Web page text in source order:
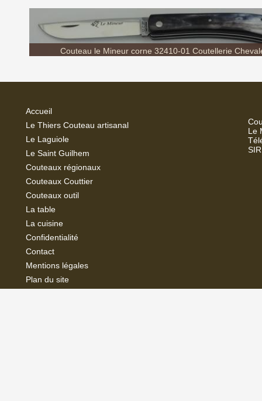
Couteau le Mineur corne 32410-01 Coutellerie
Accueil
Le Thiers Couteau artisanal
Le Laguiole
Le Saint Guilhem
Couteaux régionaux
Couteaux Couttier
Couteaux outil
La table
La cuisine
Confidentialité
Contact
Mentions légales
Plan du site
Le